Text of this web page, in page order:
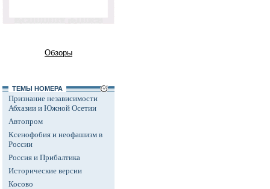
Обзоры
ТЕМЫ НОМЕРА
Признание независимости
Абхазии и Южной Осетии
Автопром
Ксенофобия и неофашизм в
России
Россия и Прибалтика
Исторические версии
Косово